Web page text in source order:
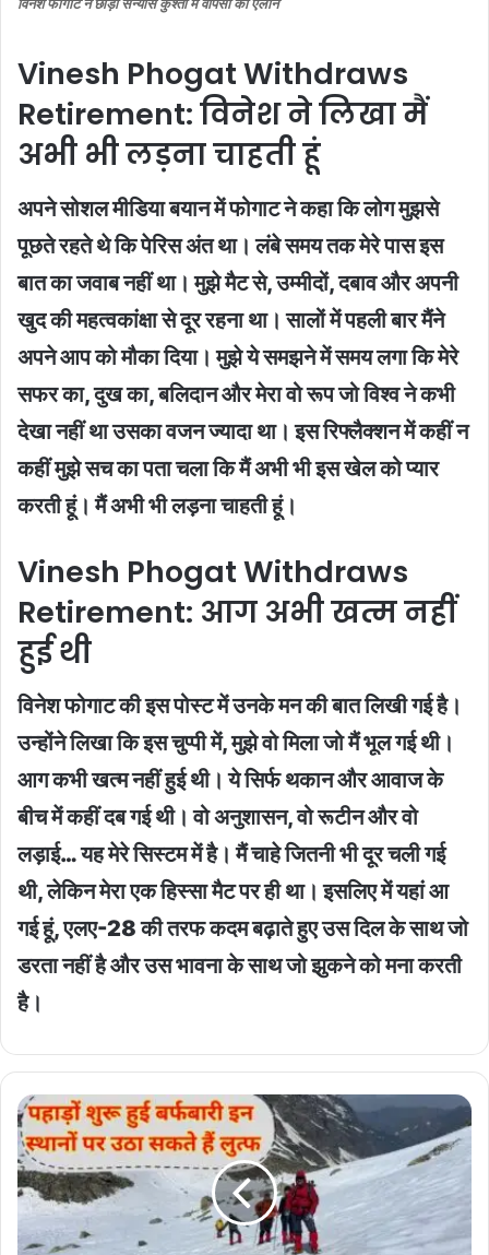
Vinesh Phogat Withdraws
Retirement: विनेश ने लिखा मैं
अभी भी लड़ना चाहती हूं
अपने सोशल मीडिया बयान में फोगाट ने कहा कि लोग मुझसे
पूछते रहते थे कि पेरिस अंत था। लंबे समय तक मेरे पास इस
बात का जवाब नहीं था। मुझे मैट से, उम्मीदों, दबाव और अपनी
खुद की महत्वकांक्षा से दूर रहना था। सालों में पहली बार मैंने
अपने आप को मौका दिया। मुझे ये समझने में समय लगा कि मेरे
सफर का, दुख का, बलिदान और मेरा वो रूप जो विश्व ने कभी
देखा नहीं था उसका वजन ज्यादा था। इस रिफ्लैक्शन में कहीं न
कहीं मुझे सच का पता चला कि मैं अभी भी इस खेल को प्यार
करती हूं। मैं अभी भी लड़ना चाहती हूं।
Vinesh Phogat Withdraws
Retirement: आग अभी खत्म नहीं
हुई थी
विनेश फोगाट की इस पोस्ट में उनके मन की बात लिखी गई है।
उन्होंने लिखा कि इस चुप्पी में, मुझे वो मिला जो मैं भूल गई थी।
आग कभी खत्म नहीं हुई थी। ये सिर्फ थकान और आवाज के
बीच में कहीं दब गई थी। वो अनुशासन, वो रूटीन और वो
लड़ाई… यह मेरे सिस्टम में है। मैं चाहे जितनी भी दूर चली गई
थी, लेकिन मेरा एक हिस्सा मैट पर ही था। इसलिए में यहां आ
गई हूं, एलए-28 की तरफ कदम बढ़ाते हुए उस दिल के साथ जो
डरता नहीं है और उस भावना के साथ जो झुकने को मना करती
है।
Snowfall
In
Hills
:
पहाड़ों
शुरू
हुई